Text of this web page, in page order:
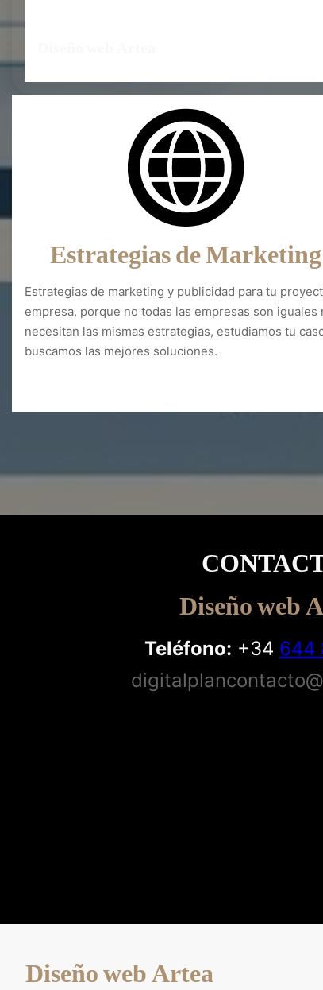
Estrategias de Marketing
Estrategias de marketing y publicidad para tu
empresa, porque no todas las empresas son iguales
necesitan las mismas estrategias, estudiamos tu
buscamos las mejores soluciones.
Diseño web
Teléfono: +34 644
Diseño web Artea